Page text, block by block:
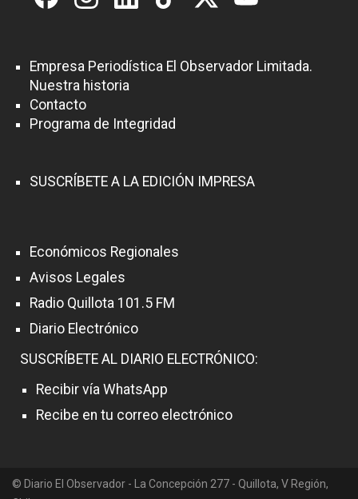
Empresa Periodística El Observador Limitada.
Nuestra historia
Contacto
Programa de Integridad
SUSCRÍBETE A LA EDICIÓN IMPRESA
Económicos Regionales
Avisos Legales
Radio Quillota 101.5 FM
Diario Electrónico
SUSCRÍBETE AL DIARIO ELECTRÓNICO:
Recibir vía WhatsApp
Recibe en tu correo electrónico
© Diario El Observador - La Concepción 277 - Quillota, V Región,